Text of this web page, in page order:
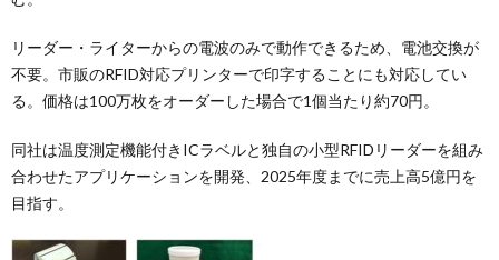
リーダー・ライターからの電波のみで動作できるため、電池交換が
不要。市販のRFID対応プリンターで印字することにも対応してい
る。価格は100万枚をオーダーした場合で1個当たり約70円。
同社は温度測定機能付きICラベルと独自の小型RFIDリーダーを組み
合わせたアプリケーションを開発、2025年度までに売上高5億円を
目指す。